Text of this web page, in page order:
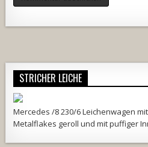
STRICHER LEICHE
Mercedes /8 230/6 Leichenwagen
Metalflakes geroll und mit puffiger